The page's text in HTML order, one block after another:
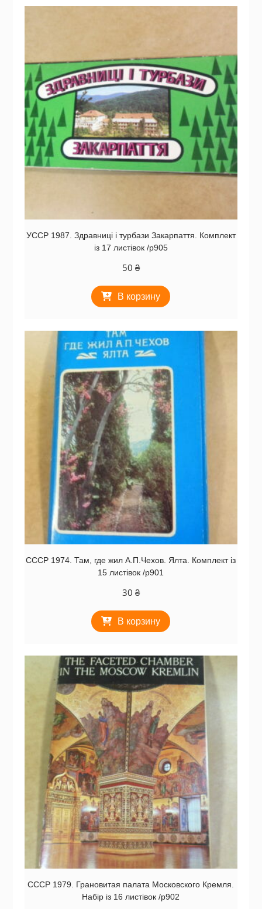
УССР 1987. Здравниці і турбази Закарпаття. Комплект
із 17 листівок /р905
50 ₴
В корзину
СССР 1974. Там, где жил А.П.Чехов. Ялта. Комплект із
15 листівок /р901
30 ₴
В корзину
СССР 1979. Грановитая палата Московского Кремля.
Набір із 16 листівок /р902